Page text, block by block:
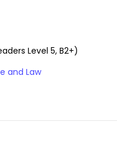
Level 5, B2+)
Finance and Law